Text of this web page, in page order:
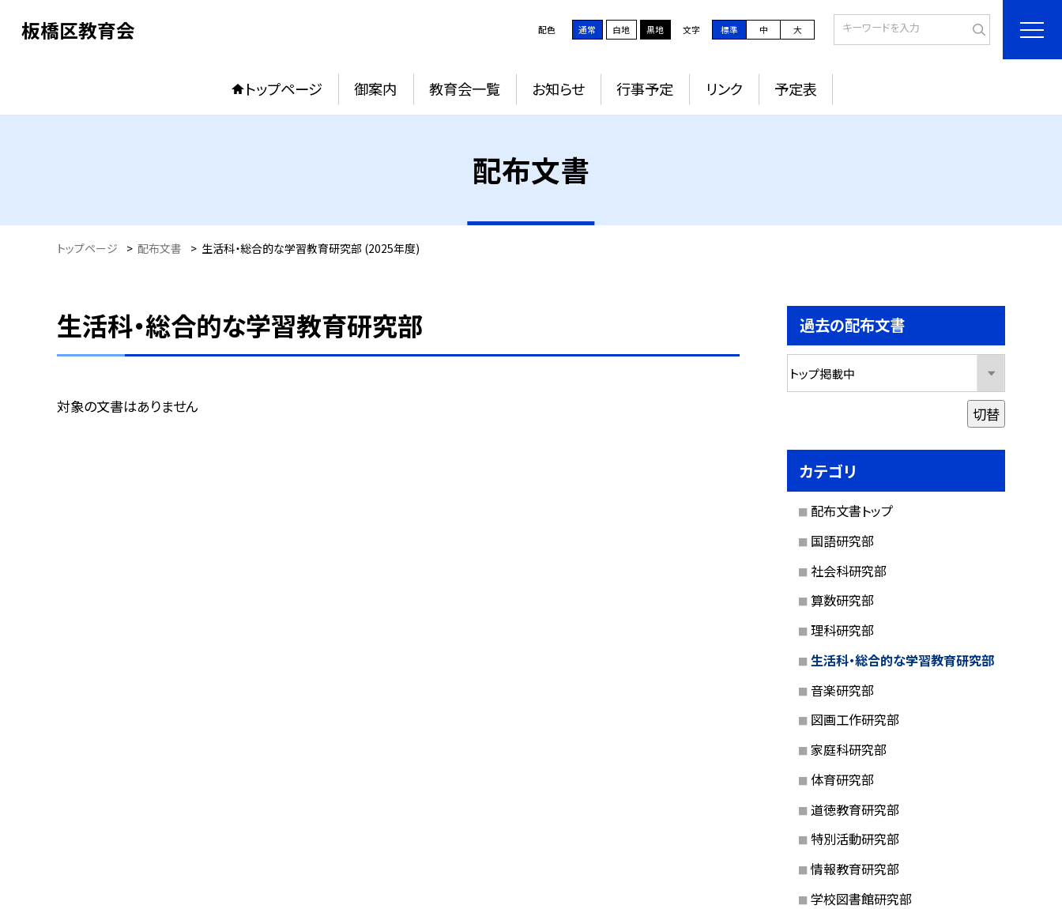
板橋区教育会 配色 通常 白地 黒地 文字 標準 中 大
トップページ 御案内 教育会一覧 お知らせ 行事予定 リンク 予定表
配布文書
トップページ > 配布文書 > 生活科・総合的な学習教育研究部 (2025年度)
生活科・総合的な学習教育研究部
対象の文書はありません
過去の配布文書
切替
カテゴリ
配布文書トップ
国語研究部
社会科研究部
算数研究部
理科研究部
生活科・総合的な学習教育研究部
音楽研究部
図画工作研究部
家庭科研究部
体育研究部
道徳教育研究部
特別活動研究部
情報教育研究部
学校図書館研究部